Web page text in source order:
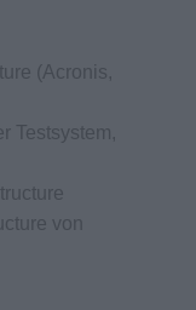
(Acronis,
Testsystem,
von